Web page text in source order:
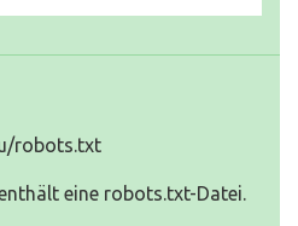
robots.txt
eine robots.txt-Datei.